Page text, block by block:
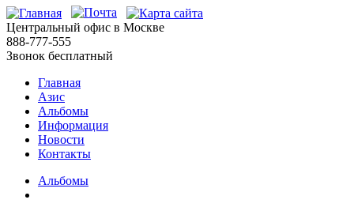
Центральный офис в Москве
888-777-555
Звонок бесплатный
Главная
Азис
Альбомы
Информация
Новости
Контакты
Альбомы